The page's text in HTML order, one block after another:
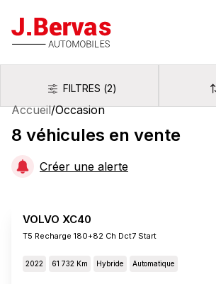
J.Bervas
FiltresFILTRES (2)
Accueil/Occasion
8 véhicules en vente
Créer une alerte
VOLVO XC40
T5 Recharge 180+82 Ch Dct7 Start
2022 61 732 Km Hybride Automatique